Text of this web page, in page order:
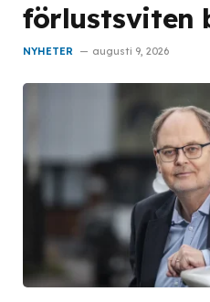
förlustsviten
NYHETER augusti 9, 2026